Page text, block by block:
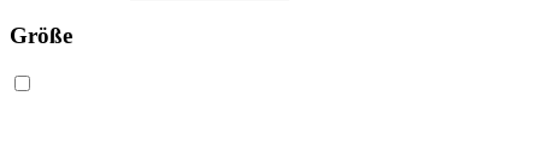
Größe